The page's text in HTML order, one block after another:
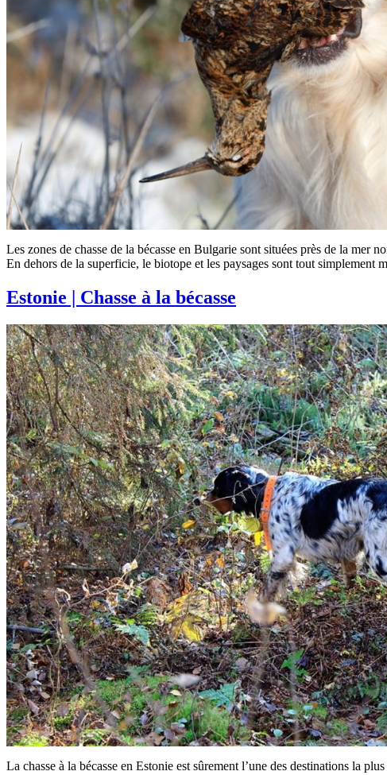
Les zones de chasse de la bécasse en Bulgarie sont situées près de la mer
En dehors de la superficie, le biotope et les paysages sont tout simplement
Estonie | Chasse à la bécasse
La chasse à la bécasse en Estonie est sûrement l’une des destinations la